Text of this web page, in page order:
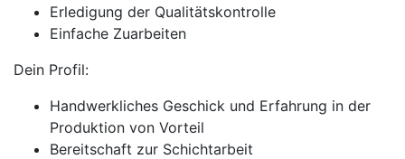
Erledigung der Qualitätskontrolle
Einfache Zuarbeiten
Dein Profil:
Handwerkliches Geschick und Erfahrung in der
Produktion von Vorteil
Bereitschaft zur Schichtarbeit